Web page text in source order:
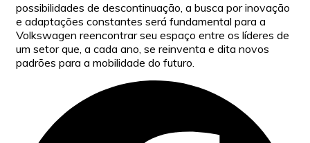
possibilidades de descontinuação, a busca por inovação
e adaptações constantes será fundamental para a
Volkswagen reencontrar seu espaço entre os líderes de
um setor que, a cada ano, se reinventa e dita novos
padrões para a mobilidade do futuro.